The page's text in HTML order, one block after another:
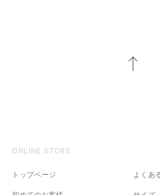
ONLINE STORE
トップページ よくあ